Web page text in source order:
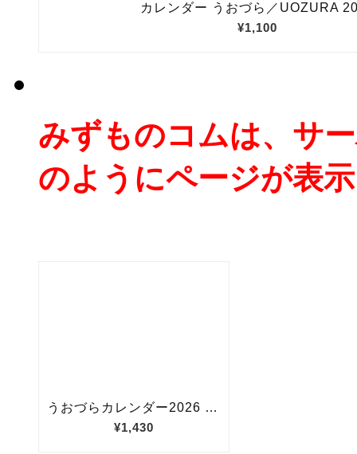
みずものコムは、サ
のようにページが表